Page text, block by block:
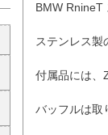
BMW RnineT
ステンレス製
付属品には、
バッフルは取